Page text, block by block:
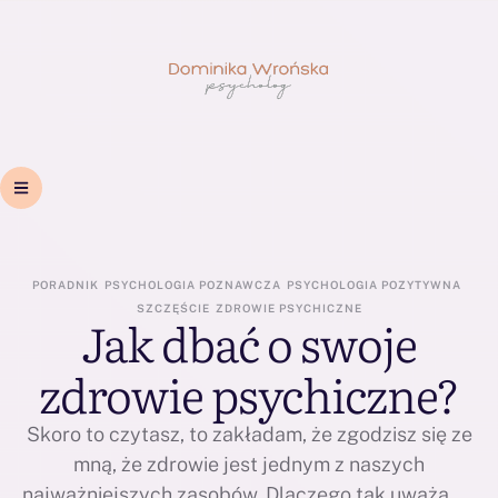
PORADNIK PSYCHOLOGIA POZNAWCZA PSYCHOLOGIA POZYTYWNA
SZCZĘŚCIE ZDROWIE PSYCHICZNE
Jak dbać o swoje
zdrowie psychiczne?
Skoro to czytasz, to zakładam, że zgodzisz się ze
mną, że zdrowie jest jednym z naszych